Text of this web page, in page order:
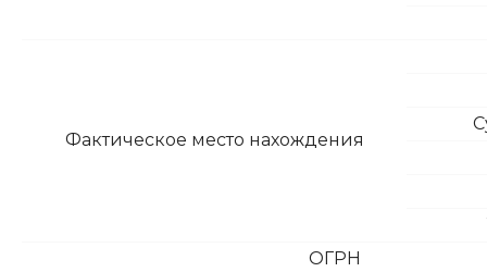
Фактическое место нахождения
ОГРН